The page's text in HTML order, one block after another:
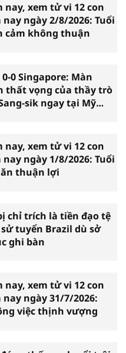
nay, xem tử vi 12 con
ngày 2/8/2026: Tuổi
cảm không thuận
0 Singapore: Màn
thất vọng của thầy trò
sik ngay tại Mỹ
nay, xem tử vi 12 con
ngày 1/8/2026: Tuổi
thuận lợi
chỉ trích là tiền đạo tệ
tuyển Brazil dù sở
ghi bàn
nay, xem tử vi 12 con
ngày 31/7/2026:
việc thịnh vượng